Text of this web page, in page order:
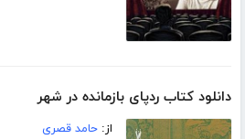
دانلود کتاب ردپای بازمانده در شهر
از:حامد قصری